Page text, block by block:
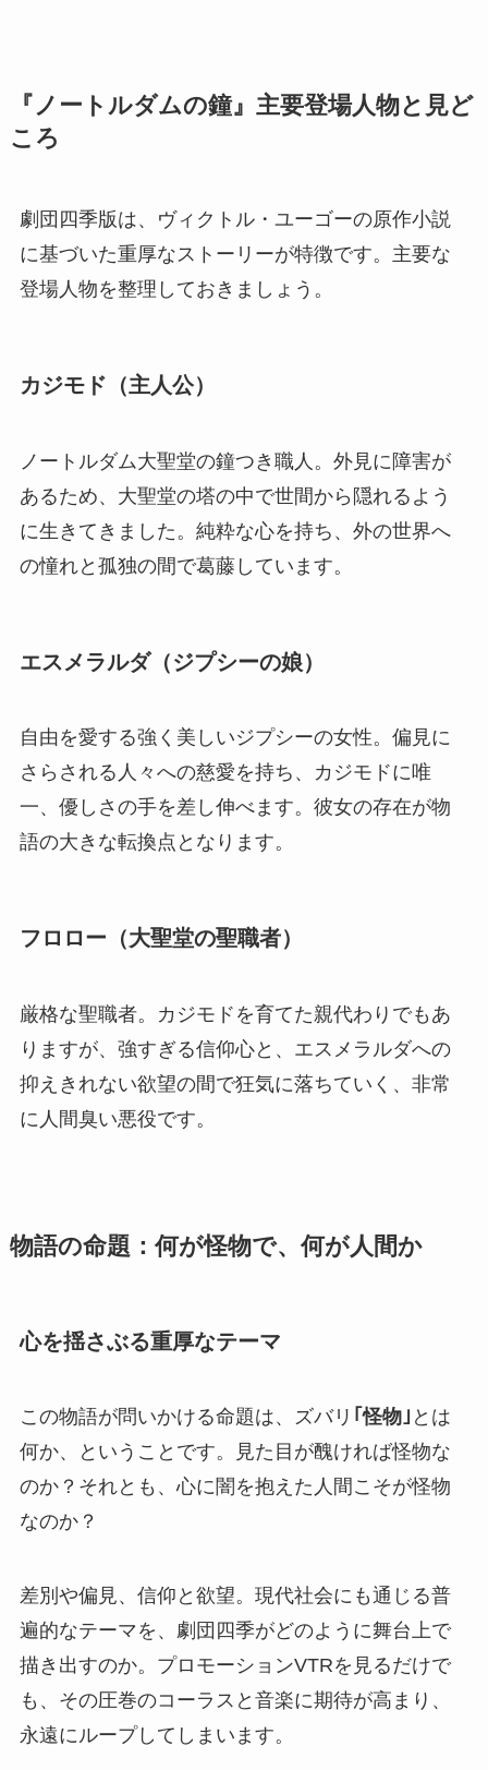
『ノートルダムの鐘』主要登場人物と見ど
ころ
劇団四季版は、ヴィクトル・ユーゴーの原作小説
に基づいた重厚なストーリーが特徴です。主要な
登場人物を整理しておきましょう。
カジモド（主人公）
ノートルダム大聖堂の鐘つき職人。外見に障害が
あるため、大聖堂の塔の中で世間から隠れるよう
に生きてきました。純粋な心を持ち、外の世界へ
の憧れと孤独の間で葛藤しています。
エスメラルダ（ジプシーの娘）
自由を愛する強く美しいジプシーの女性。偏見に
さらされる人々への慈愛を持ち、カジモドに唯
一、優しさの手を差し伸べます。彼女の存在が物
語の大きな転換点となります。
フロロー（大聖堂の聖職者）
厳格な聖職者。カジモドを育てた親代わりでもあ
りますが、強すぎる信仰心と、エスメラルダへの
抑えきれない欲望の間で狂気に落ちていく、非常
に人間臭い悪役です。
物語の命題：何が怪物で、何が人間か
心を揺さぶる重厚なテーマ
この物語が問いかける命題は、ズバリ ｢怪物｣ とは
何か、ということです。見た目が醜ければ怪物な
のか？それとも、心に闇を抱えた人間こそが怪物
なのか？
差別や偏見、信仰と欲望。現代社会にも通じる普
遍的なテーマを、劇団四季がどのように舞台上で
描き出すのか。プロモーションVTRを見るだけで
も、その圧巻のコーラスと音楽に期待が高まり、
永遠にループしてしまいます。